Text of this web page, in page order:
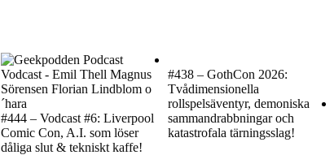
#444 – Vodcast #6: Liverpool
Comic Con, A.I. som löser
dåliga slut & tekniskt kaffe!
#438 – GothCon 2026:
Tvådimensionella
rollspelsäventyr, demoniska
sammandrabbningar och
katastrofala tärningsslag!